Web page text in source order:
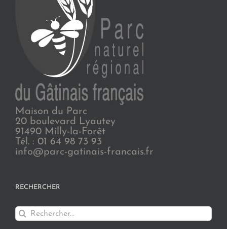
Maison du Parc
20 boulevard Lyautey
91490 Milly-la-Forêt
Tél. : 01 64 98 73 93
info@parc-gatinais-francais.fr
RECHERCHER
Rechercher: